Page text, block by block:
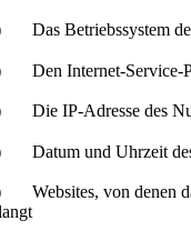
Das Betriebssystem
Den Internet-Service-
Die IP-Adresse des
Datum und Uhrzeit
Websites, von denen